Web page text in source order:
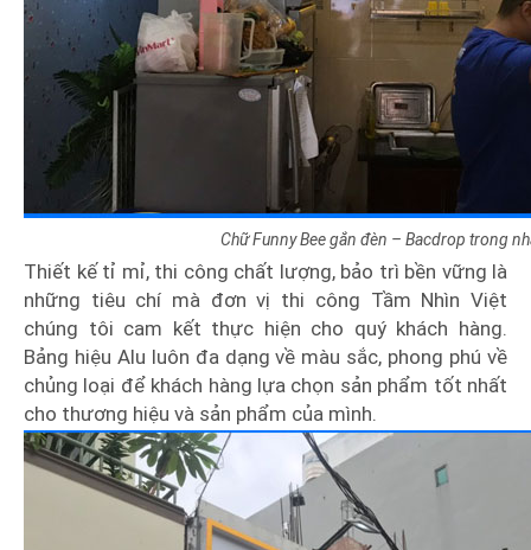
Chữ Funny Bee gắn đèn – Bacdrop trong
Thiết kế tỉ mỉ, thi công chất lượng, bảo trì bền vững là
những tiêu chí mà đơn vị thi công Tầm Nhìn Việt
chúng tôi cam kết thực hiện cho quý khách hàng.
Bảng hiệu Alu luôn đa dạng về màu sắc, phong phú về
chủng loại để khách hàng lựa chọn sản phẩm tốt nhất
cho thương hiệu và sản phẩm của mình.